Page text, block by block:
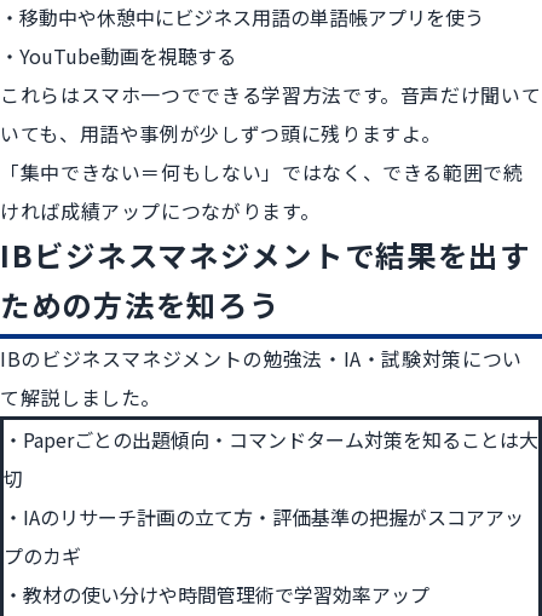
移動中や休憩中にビジネス用語の単語帳アプリを使う
YouTube動画を視聴する
これらはスマホ一つでできる学習方法です。音声だけ聞いて
いても、用語や事例が少しずつ頭に残りますよ。
「集中できない＝何もしない」ではなく、できる範囲で続
ければ成績アップにつながります。
IBビジネスマネジメントで結果を出す
ための方法を知ろう
IBのビジネスマネジメントの勉強法・IA・試験対策につい
て解説しました。
Paperごとの出題傾向・コマンドターム対策を知ることは大
切
IAのリサーチ計画の立て方・評価基準の把握がスコアアッ
プのカギ
教材の使い分けや時間管理術で学習効率アップ